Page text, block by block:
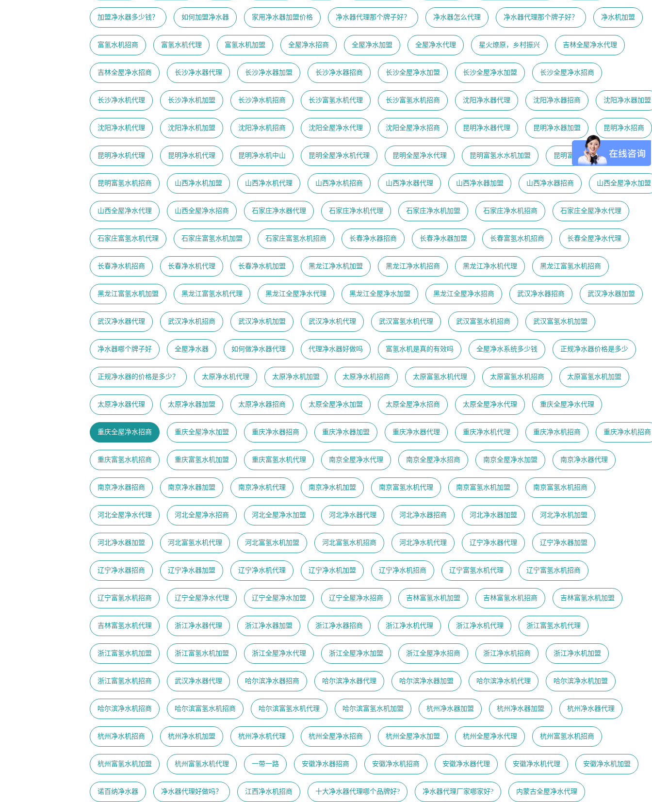
加盟净水器多少钱？ 如何加盟净水器 家用净水器加盟价格 净水器代理那个牌子好？ 净水器怎么代理 净水器代理那个牌子好？ 净水机加盟
富氢水机招商 富氢水机代理 富氢水机加盟 全屋净水招商 全屋净水加盟 全屋净水代理 星火燎原，乡村振兴 吉林全屋净水代理
吉林全屋净水招商 长沙净水器代理 长沙净水器加盟 长沙净水器招商 长沙全屋净水加盟 长沙全屋净水加盟 长沙全屋净水招商
长沙净水机代理 长沙净水机加盟 长沙净水机招商 长沙富氢水机代理 长沙富氢水机招商 沈阳净水器代理 沈阳净水器招商 沈阳净水器加盟
沈阳净水机代理 沈阳净水机加盟 沈阳净水机招商 沈阳全屋净水代理 沈阳全屋净水招商 昆明净水器代理 昆明净水器加盟 昆明净水招商
昆明净水机代理 昆明净水机代理 昆明净水机中山 昆明全屋净水机代理 昆明全屋净水代理 昆明富氢水水机加盟 昆明富氢水机代理
昆明富氢水机招商 山西净水机加盟 山西净水机代理 山西净水机招商 山西净水器代理 山西净水器加盟 山西净水器招商 山西全屋净水加盟
山西全屋净水代理 山西全屋净水招商 石家庄净水器代理 石家庄净水机代理 石家庄净水机加盟 石家庄净水机招商 石家庄全屋净水代理
石家庄富氢水机代理 石家庄富氢水机加盟 石家庄富氢水机招商 长春净水器招商 长春净水器加盟 长春富氢水机招商 长春全屋净水代理
长春净水机招商 长春净水机代理 长春净水机加盟 黑龙江净水机加盟 黑龙江净水机招商 黑龙江净水机代理 黑龙江富氢水机招商
黑龙江富氢水机加盟 黑龙江富氢水机代理 黑龙江全屋净水代理 黑龙江全屋净水加盟 黑龙江全屋净水招商 武汉净水器招商 武汉净水器加盟
武汉净水器代理 武汉净水机招商 武汉净水机加盟 武汉净水机代理 武汉富氢水机代理 武汉富氢水机招商 武汉富氢水机加盟
净水器哪个牌子好 全屋净水器 如何做净水器代理 代理净水器好做吗 富氢水机是真的有效吗 全屋净水系统多少钱 正规净水器价格是多少
正规净水器的价格是多少？ 太原净水机代理 太原净水机加盟 太原净水机招商 太原富氢水机代理 太原富氢水机招商 太原富氢水机加盟
太原净水器代理 太原净水器加盟 太原净水器招商 太原全屋净水加盟 太原全屋净水招商 太原全屋净水代理 重庆全屋净水代理
重庆全屋净水招商 重庆全屋净水加盟 重庆净水器招商 重庆净水器加盟 重庆净水器代理 重庆净水机代理 重庆净水机招商 重庆净水机招商
重庆富氢水机招商 重庆富氢水机加盟 重庆富氢水机代理 南京全屋净水代理 南京全屋净水招商 南京全屋净水加盟 南京净水器代理
南京净水器招商 南京净水器加盟 南京净水机代理 南京净水机加盟 南京富氢水机代理 南京富氢水机加盟 南京富氢水机招商
河北全屋净水代理 河北全屋净水招商 河北全屋净水加盟 河北净水器代理 河北净水器招商 河北净水器加盟 河北净水机加盟
河北净水器加盟 河北富氢水机代理 河北富氢水机加盟 河北富氢水机招商 河北净水机代理 辽宁净水器代理 辽宁净水器加盟
辽宁净水器招商 辽宁净水器加盟 辽宁净水机代理 辽宁净水机加盟 辽宁净水机招商 辽宁富氢水机代理 辽宁富氢水机招商
辽宁富氢水机招商 辽宁全屋净水代理 辽宁全屋净水加盟 辽宁全屋净水招商 吉林富氢水机加盟 吉林富氢水机招商 吉林富氢水机加盟
吉林富氢水机代理 浙江净水器代理 浙江净水器加盟 浙江净水器招商 浙江净水机代理 浙江净水机代理 浙江富氢水机代理
浙江富氢水机加盟 浙江富氢水机加盟 浙江全屋净水代理 浙江全屋净水加盟 浙江全屋净水招商 浙江净水机招商 浙江净水机加盟
浙江富氢水机招商 武汉净水器代理 哈尔滨净水器招商 哈尔滨净水器代理 哈尔滨净水器加盟 哈尔滨净水机代理 哈尔滨净水机加盟
哈尔滨净水机招商 哈尔滨富氢水机招商 哈尔滨富氢水机代理 哈尔滨富氢水机加盟 杭州净水器加盟 杭州净水器加盟 杭州净水器代理
杭州净水机招商 杭州净水机加盟 杭州净水机代理 杭州全屋净水招商 杭州全屋净水加盟 杭州全屋净水代理 杭州富氢水机招商
杭州富氢水机加盟 杭州富氢水机代理 一带一路 安徽净水器招商 安徽净水机招商 安徽净水器代理 安徽净水机代理 安徽净水机加盟
诺百纳净水器 净水器代理好做吗？ 江西净水机招商 十大净水器代理哪个品牌好? 净水器代理厂家哪家好? 内蒙古全屋净水代理